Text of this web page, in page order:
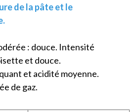
de la pâte et le
: douce. Intensité
et douce.
et acidité moyenne.
de gaz.